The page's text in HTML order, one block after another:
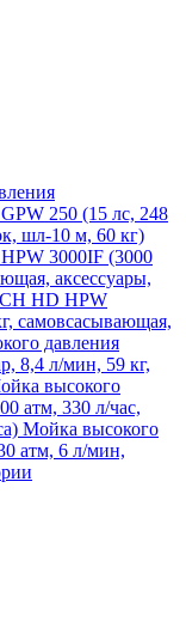
250 (15 лс, 248
шл-10 м, 60 кг)
3000IF (3000
аксессуары,
HD HPW
самовсасывающая,
давления
8,4 л/мин, 59 кг,
высокого
атм, 330 л/час,
Мойка высокого
атм, 6 л/мин,